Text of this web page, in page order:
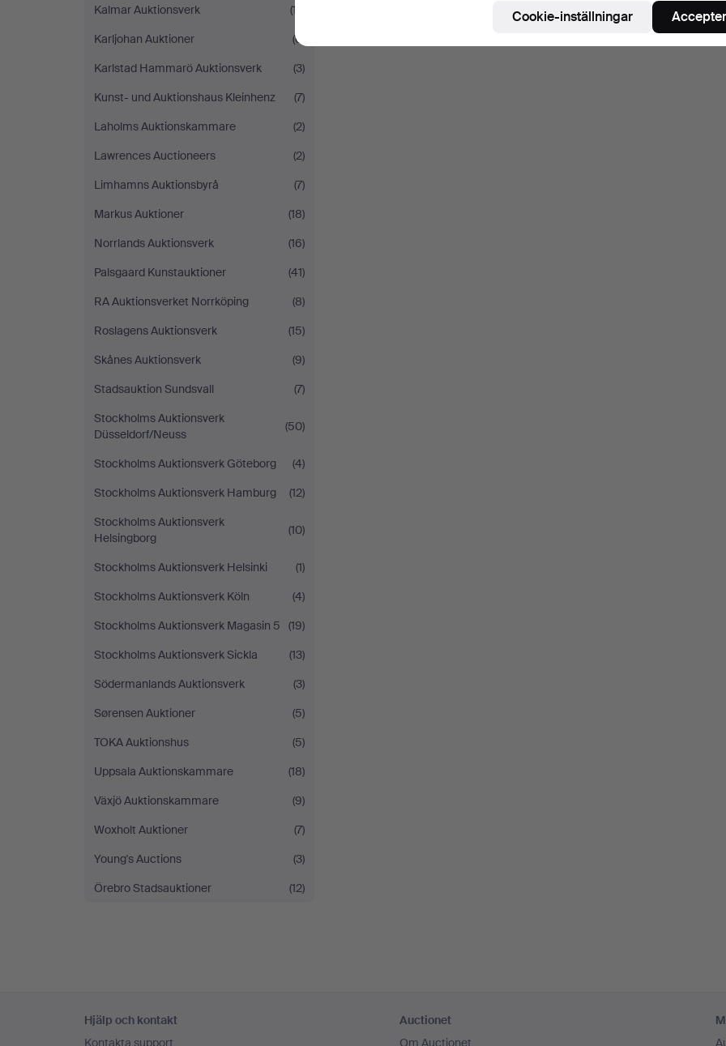
Kalmar Auktionsverk
(17)
Karljohan Auktioner
(6)
Karlstad Hammarö Auktionsverk
(3)
Kunst- und Auktionshaus Kleinhenz
(7)
Laholms Auktionskammare
(2)
Lawrences Auctioneers
(2)
Limhamns Auktionsbyrå
(7)
Markus Auktioner
(18)
Norrlands Auktionsverk
(16)
Palsgaard Kunstauktioner
(41)
RA Auktionsverket Norrköping
(8)
Roslagens Auktionsverk
(15)
Skånes Auktionsverk
(9)
Stadsauktion Sundsvall
(7)
Stockholms Auktionsverk
Düsseldorf/Neuss
(50)
Stockholms Auktionsverk Göteborg
(4)
Stockholms Auktionsverk Hamburg
(12)
Stockholms Auktionsverk
Helsingborg
(10)
Stockholms Auktionsverk Helsinki
(1)
Stockholms Auktionsverk Köln
(4)
Stockholms Auktionsverk Magasin 5
(19)
Stockholms Auktionsverk Sickla
(13)
Södermanlands Auktionsverk
(3)
Sørensen Auktioner
(5)
TOKA Auktionshus
(5)
Uppsala Auktionskammare
(18)
Växjö Auktionskammare
(9)
Woxholt Auktioner
(7)
Young's Auctions
(3)
Örebro Stadsauktioner
(12)
Hjälp och kontakt
Kontakta support
Auctionet
Om Auctionet
Cookie-inställningar